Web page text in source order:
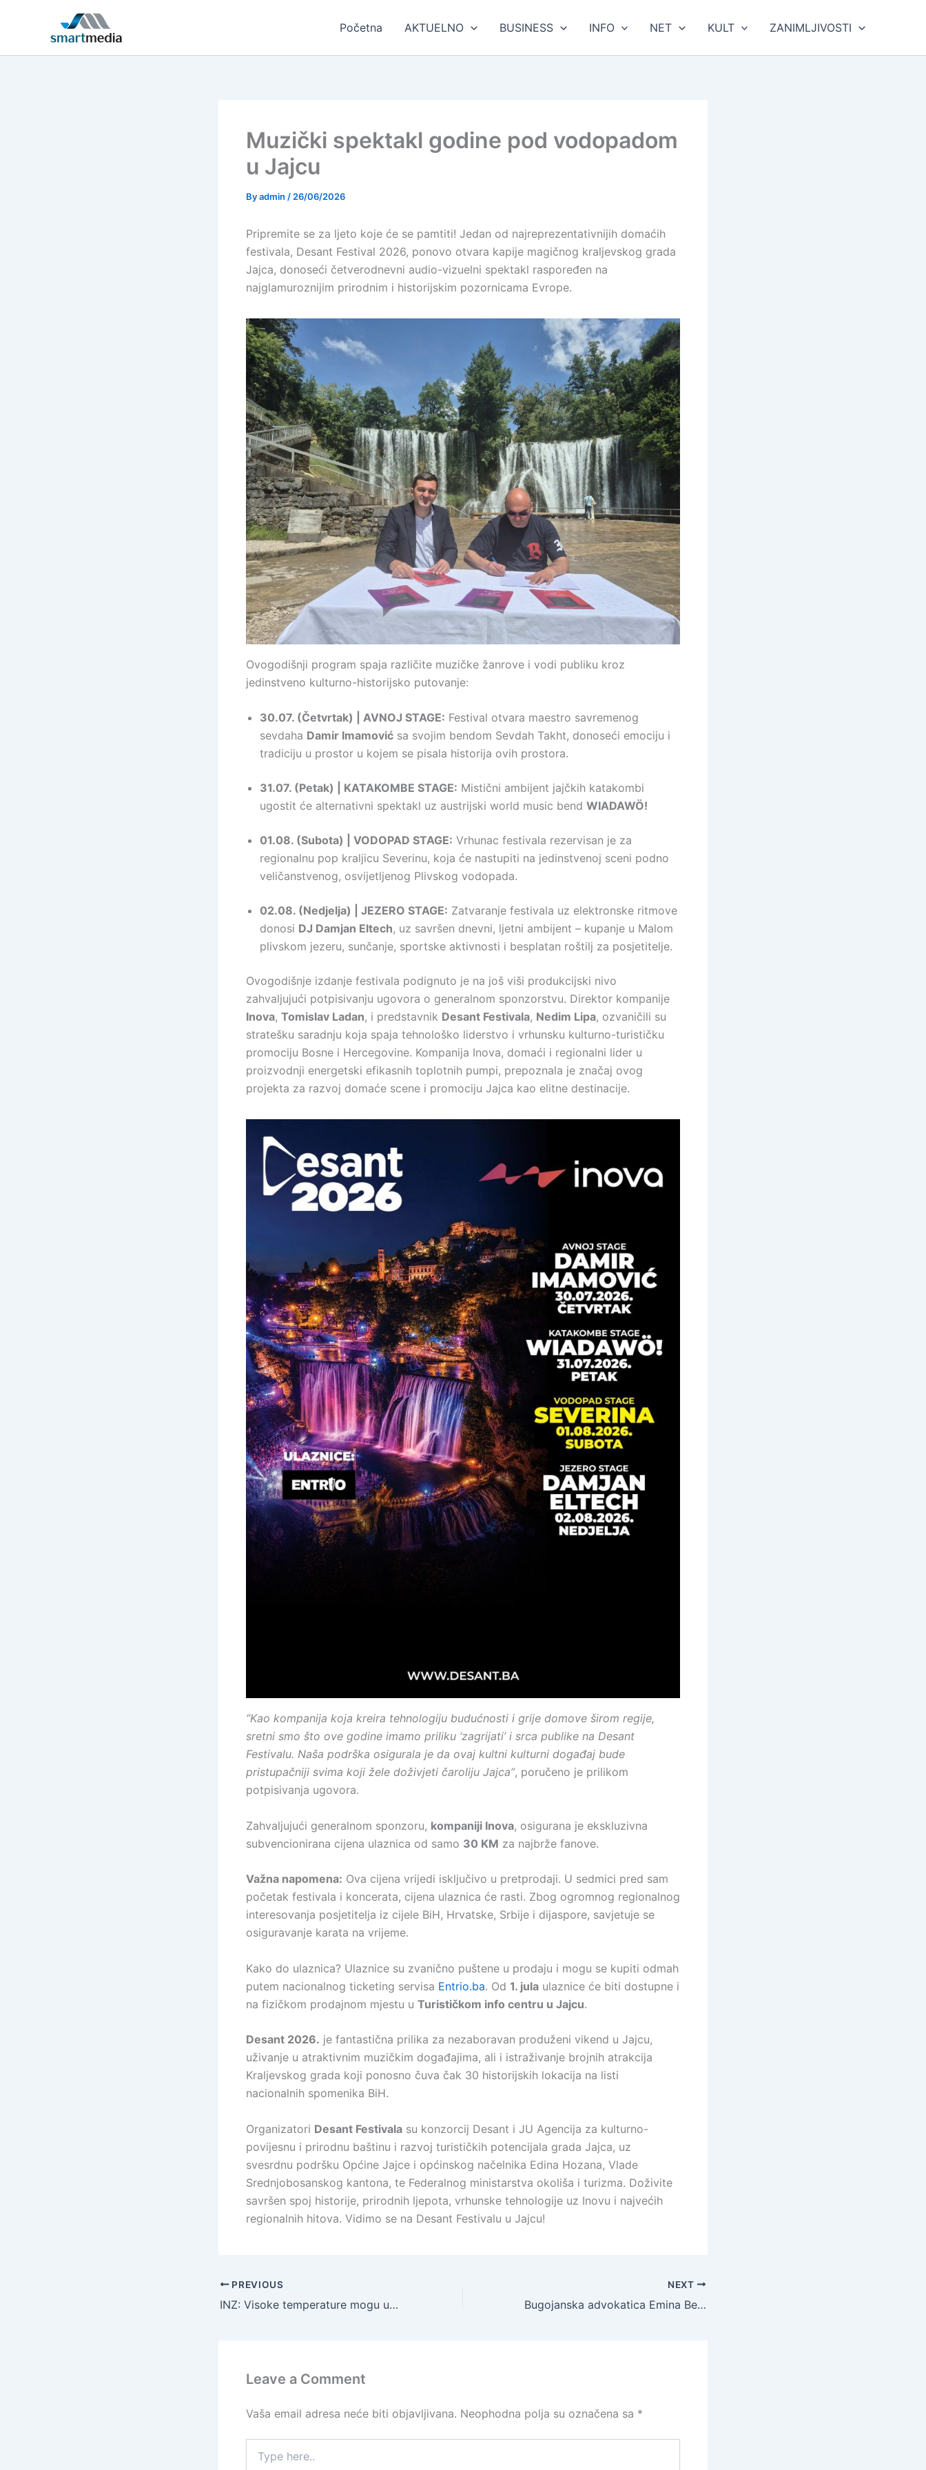
Početna AKTUELNO BUSINESS INFO NET KULT ZANIMLJIVOSTI
Muzički spektakl godine pod vodopadom
u Jajcu
Byadmin / 26/06/2026
Pripremite se za ljeto koje će se pamtiti! Jedan od najreprezentativnijih domaćih
festivala, Desant Festival 2026, ponovo otvara kapije magičnog kraljevskog grada
Jajca, donoseći četverodnevni audio-vizuelni spektakl raspoređen na
najglamuroznijim prirodnim i historijskim pozornicama Evrope.
Ovogodišnji program spaja različite muzičke žanrove i vodi publiku kroz
jedinstveno kulturno-historijsko putovanje:
30.07. (Četvrtak) | AVNOJ STAGE: Festival otvara maestro savremenog
sevdaha Damir Imamović sa svojim bendom Sevdah Takht, donoseći emociju i
tradiciju u prostor u kojem se pisala historija ovih prostora.
31.07. (Petak) | KATAKOMBE STAGE: Mistični ambijent jajčkih katakombi
ugostit će alternativni spektakl uz austrijski world music bend WIADAWÖ!
01.08. (Subota) | VODOPAD STAGE: Vrhunac festivala rezervisan je za
regionalnu pop kraljicu Severinu, koja će nastupiti na jedinstvenoj sceni podno
veličanstvenog, osvijetljenog Plivskog vodopada.
02.08. (Nedjelja) | JEZERO STAGE: Zatvaranje festivala uz elektronske ritmove
donosi DJ Damjan Eltech, uz savršen dnevni, ljetni ambijent – kupanje u Malom
plivskom jezeru, sunčanje, sportske aktivnosti i besplatan roštilj za posjetitelje.
Ovogodišnje izdanje festivala podignuto je na još viši produkcijski nivo
zahvaljujući potpisivanju ugovora o generalnom sponzorstvu. Direktor kompanije
Inova, Tomislav Ladan, i predstavnik Desant Festivala, Nedim Lipa, ozvaničili su
stratešku saradnju koja spaja tehnološko liderstvo i vrhunsku kulturno-turističku
promociju Bosne i Hercegovine. Kompanija Inova, domaći i regionalni lider u
proizvodnji energetski efikasnih toplotnih pumpi, prepoznala je značaj ovog
projekta za razvoj domaće scene i promociju Jajca kao elitne destinacije.
“Kao kompanija koja kreira tehnologiju budućnosti i grije domove širom regije,
sretni smo što ove godine imamo priliku ‘zagrijati’ i srca publike na Desant
Festivalu. Naša podrška osigurala je da ovaj kultni kulturni događaj bude
pristupačniji svima koji žele doživjeti čaroliju Jajca”, poručeno je prilikom
potpisivanja ugovora.
Zahvaljujući generalnom sponzoru, kompaniji Inova, osigurana je ekskluzivna
subvencionirana cijena ulaznica od samo 30 KM za najbrže fanove.
Važna napomena: Ova cijena vrijedi isključivo u pretprodaji. U sedmici pred sam
početak festivala i koncerata, cijena ulaznica će rasti. Zbog ogromnog regionalnog
interesovanja posjetitelja iz cijele BiH, Hrvatske, Srbije i dijaspore, savjetuje se
osiguravanje karata na vrijeme.
Kako do ulaznica? Ulaznice su zvanično puštene u prodaju i mogu se kupiti odmah
putem nacionalnog ticketing servisa Entrio.ba. Od 1. jula ulaznice će biti dostupne i
na fizičkom prodajnom mjestu u Turističkom info centru u Jajcu.
Desant 2026. je fantastična prilika za nezaboravan produženi vikend u Jajcu,
uživanje u atraktivnim muzičkim događajima, ali i istraživanje brojnih atrakcija
Kraljevskog grada koji ponosno čuva čak 30 historijskih lokacija na listi
nacionalnih spomenika BiH.
Organizatori Desant Festivala su konzorcij Desant i JU Agencija za kulturno-
povijesnu i prirodnu baštinu i razvoj turističkih potencijala grada Jajca, uz
svesrdnu podršku Općine Jajce i općinskog načelnika Edina Hozana, Vlade
Srednjobosanskog kantona, te Federalnog ministarstva okoliša i turizma. Doživite
savršen spoj historije, prirodnih ljepota, vrhunske tehnologije uz Inovu i najvećih
regionalnih hitova. Vidimo se na Desant Festivalu u Jajcu!
PREVIOUS
INZ: Visoke temperature mogu ugroziti zdravlje – zaštitite sebe i svoje najbliže
NEXT
Bugojanska advokatica Emina Begić pravosnažno osuđena na zatvorsku kaznu
Leave a Comment
Vaša email adresa neće biti objavljivana. Neophodna polja su označena sa *
here..